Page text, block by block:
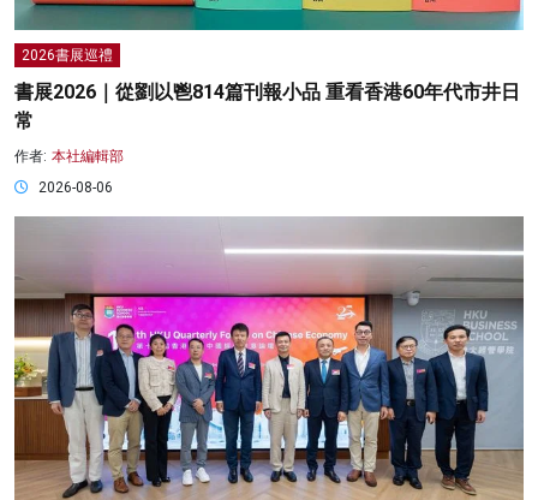
2026書展巡禮
書展2026｜從劉以鬯814篇刊報小品 重看香港60年代市井日
常
作者: 本社編輯部
2026-08-06